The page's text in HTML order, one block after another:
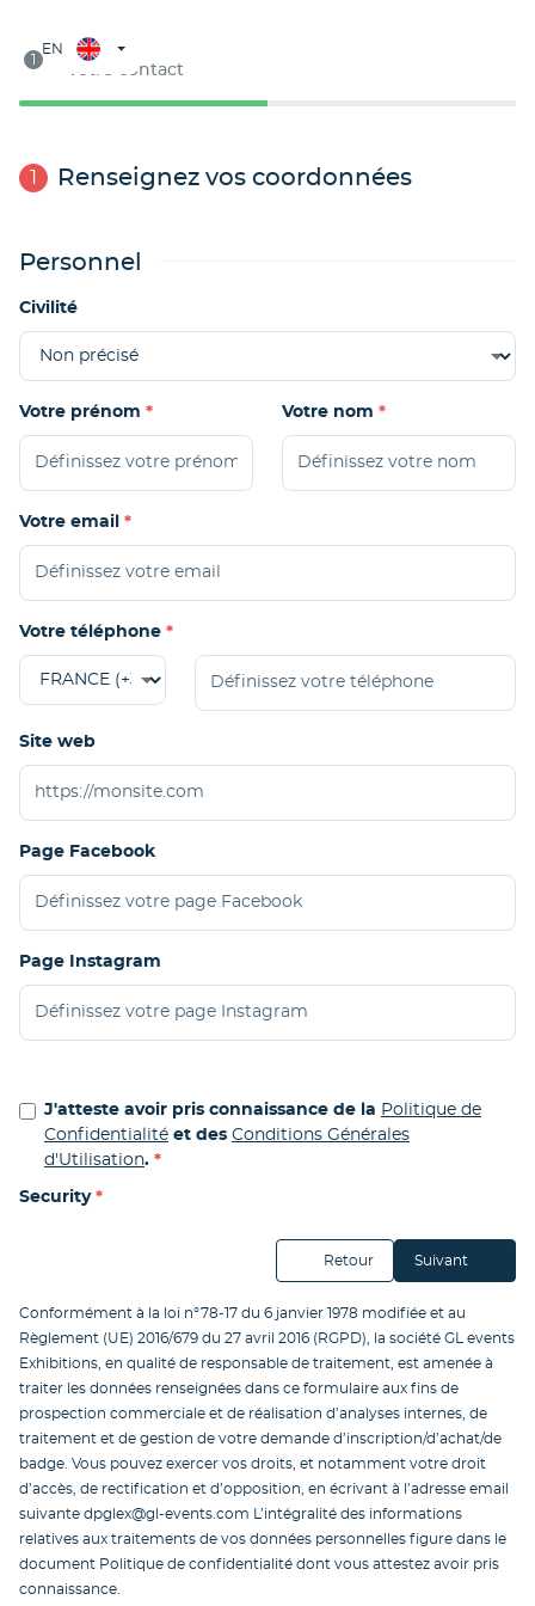
EN
1
Étape 1
Votre contact
1 Renseignez vos coordonnées
Personnel
Civilité
Votre prénom Votre nom
Votre email
Votre téléphone
Site web
Page Facebook
Page Instagram
J'atteste avoir pris connaissance de la Politique de
Confidentialité et des Conditions Générales
d'Utilisation.
Security
Retour Suivant
Conformément à la loi n°78-17 du 6 janvier 1978 modifiée et au
Règlement (UE) 2016/679 du 27 avril 2016 (RGPD), la société GL events
Exhibitions, en qualité de responsable de traitement, est amenée à
traiter les données renseignées dans ce formulaire aux fins de
prospection commerciale et de réalisation d’analyses internes, de
traitement et de gestion de votre demande d’inscription/d’achat/de
badge. Vous pouvez exercer vos droits, et notamment votre droit
d’accès, de rectification et d’opposition, en écrivant à l’adresse email
suivante dpglex@gl-events.com L’intégralité des informations
relatives aux traitements de vos données personnelles figure dans le
document Politique de confidentialité dont vous attestez avoir pris
connaissance.